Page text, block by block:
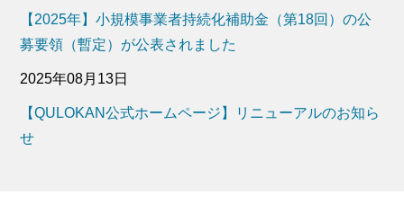
【2025年】小規模事業者持続化補助金（第18回）の公
募要領（暫定）が公表されました
2025年08月13日
【QULOKAN公式ホームページ】リニューアルのお知ら
せ